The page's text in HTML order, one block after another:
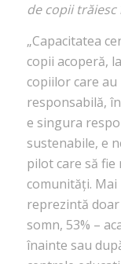
de copii trăiesc
„Capacitatea
copii acoperă,
copiilor care au
responsabilă,
e singura
sustenabile, e
pilot care să fie
comunități. Mai
reprezintă doar
somn, 53% –
înainte sau